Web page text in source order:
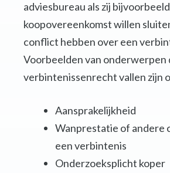
adviesbureau als zij
koopovereenkomst willen
conflict hebben over een
Voorbeelden van onderwerpen
verbintenissenrecht vallen zijn
Aansprakelijkheid
Wanprestatie of andere
een verbintenis
Onderzoeksplicht koper